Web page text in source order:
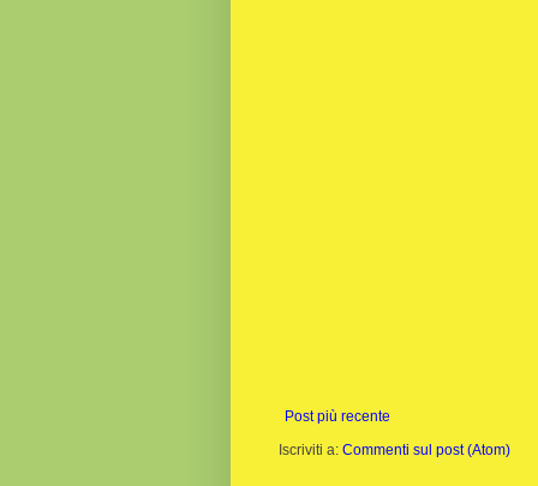
Post più recente
Iscriviti a: Commenti sul post (Atom)